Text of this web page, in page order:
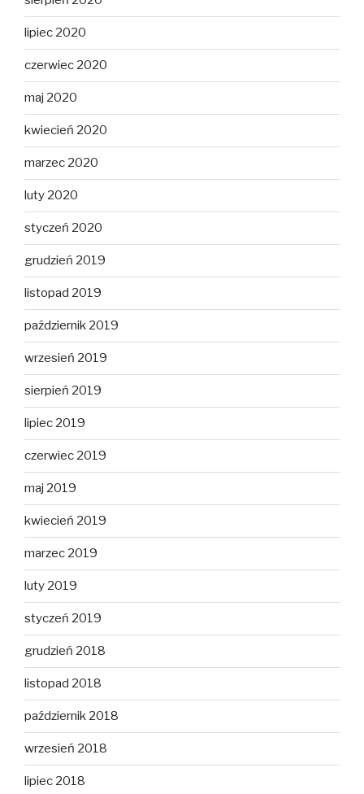
lipiec 2020
czerwiec 2020
maj 2020
kwiecień 2020
marzec 2020
luty 2020
styczeń 2020
grudzień 2019
listopad 2019
październik 2019
wrzesień 2019
sierpień 2019
lipiec 2019
czerwiec 2019
maj 2019
kwiecień 2019
marzec 2019
luty 2019
styczeń 2019
grudzień 2018
listopad 2018
październik 2018
wrzesień 2018
lipiec 2018